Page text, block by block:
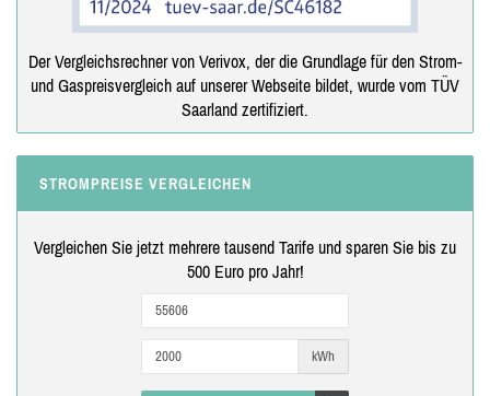
Der Vergleichsrechner von Verivox, der die Grundlage für den Strom-
und Gaspreisvergleich auf unserer Webseite bildet, wurde vom TÜV
Saarland zertifiziert.
STROMPREISE VERGLEICHEN
Vergleichen Sie jetzt mehrere tausend Tarife und sparen Sie bis zu
500 Euro pro Jahr!
kWh